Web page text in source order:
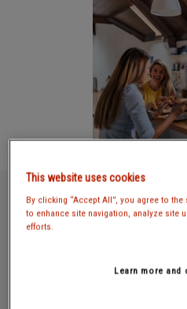
NOTRE
This website uses cookies
By clicking “Accept All”, you agree to
to enhance site navigation, analyze site
efforts.
Learn more and